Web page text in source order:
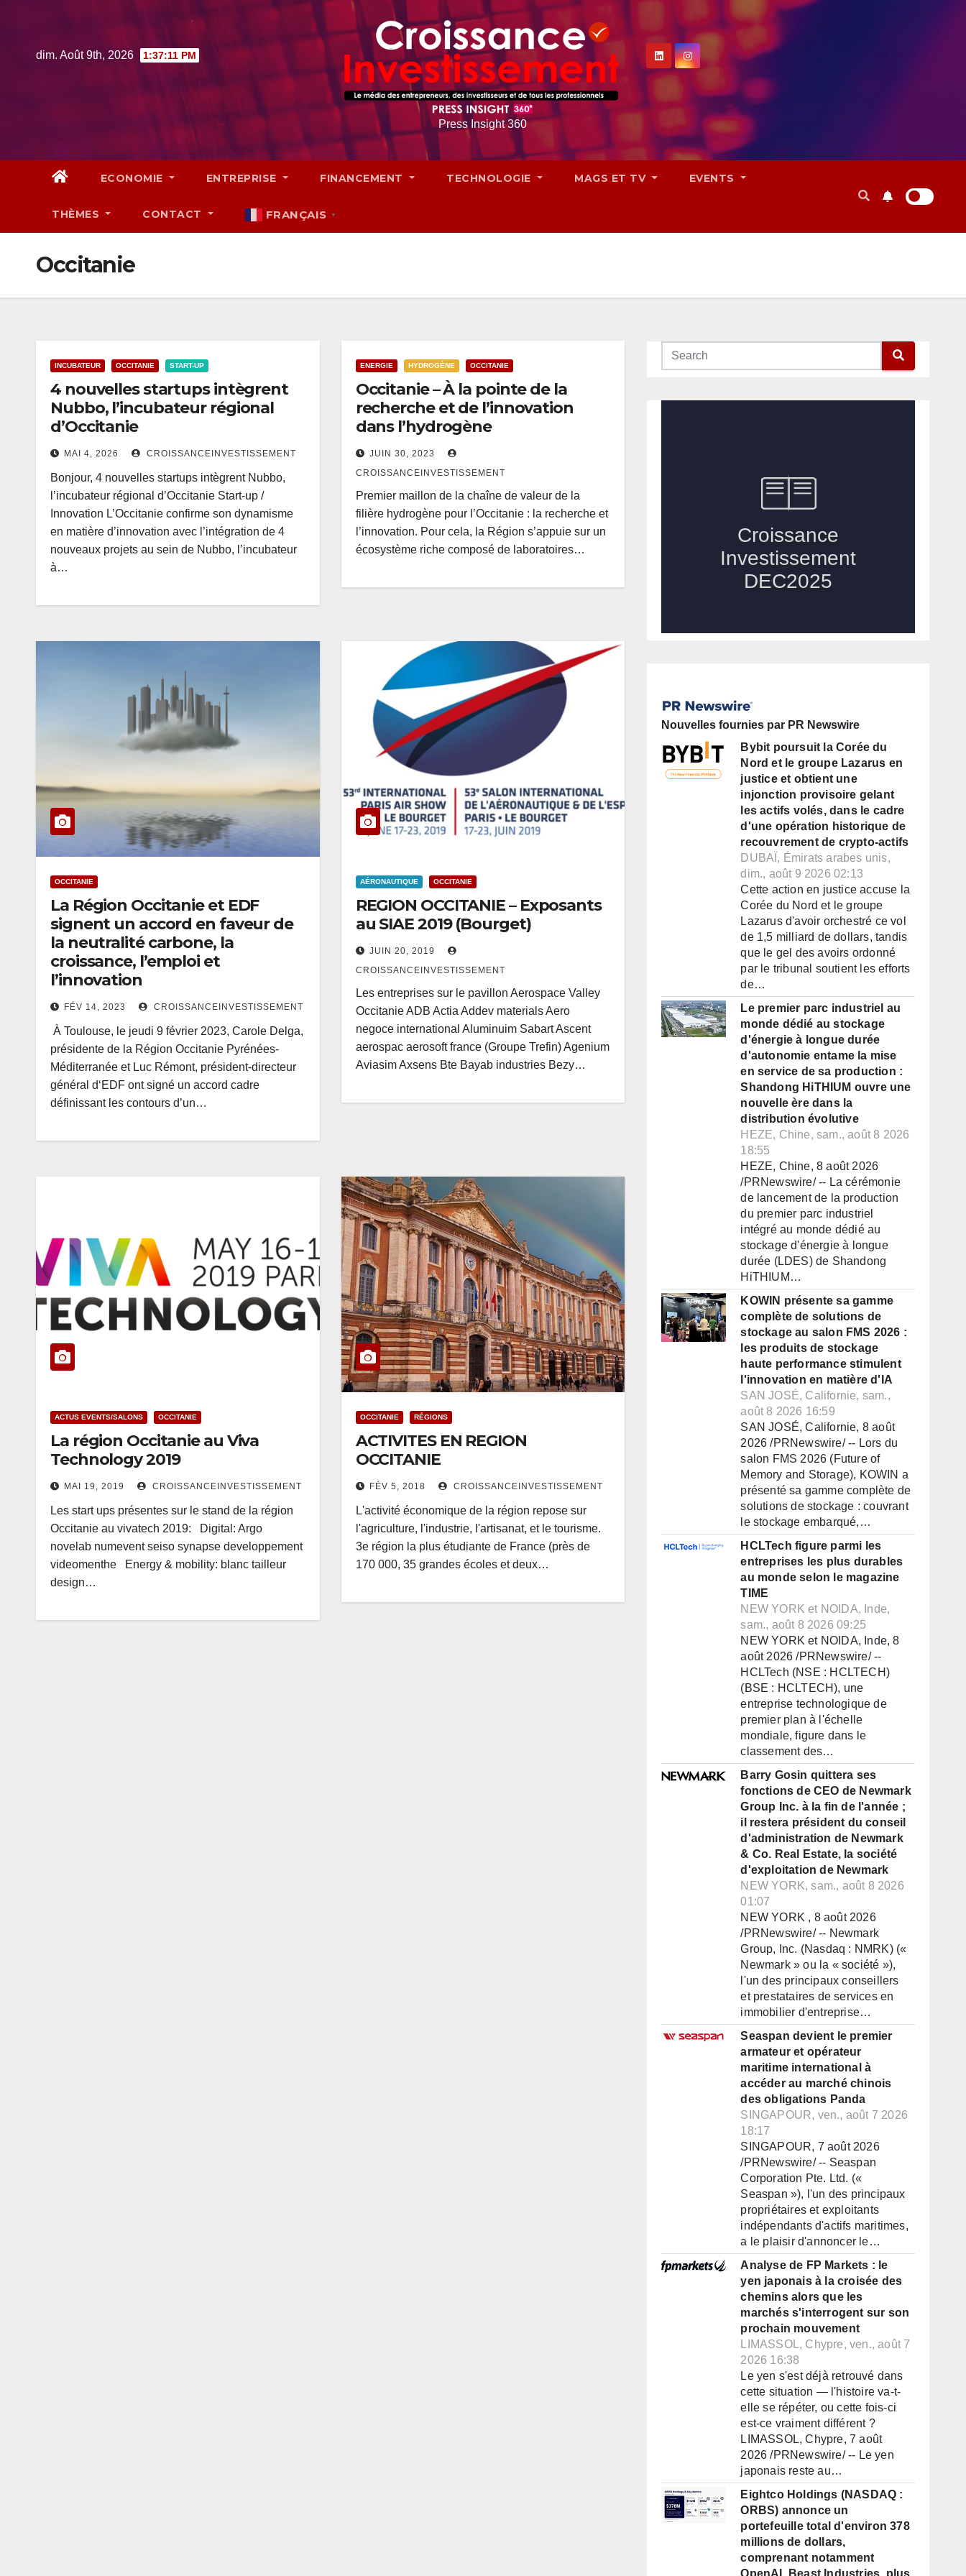
contentdim. Août 9th, 2026 1:37:12 PM
Press Insight 360
ECONOMIE ENTREPRISE FINANCEMENT TECHNOLOGIE MAGS ET TV EVENTS
THÈMES CONTACT FRANÇAIS ▼
Occitanie
INCUBATEUR OCCITANIE START-UP
4 nouvelles startups intègrent
Nubbo, l’incubateur régional
d’Occitanie
MAI 4, 2026 CROISSANCEINVESTISSEMENT
Bonjour, 4 nouvelles startups intègrent Nubbo,
l’incubateur régional d’Occitanie Start-up /
Innovation L’Occitanie confirme son dynamisme
en matière d’innovation avec l’intégration de 4
nouveaux projets au sein de Nubbo, l’incubateur
à…
ENERGIE HYDROGÈNE OCCITANIE
Occitanie – À la pointe de la
recherche et de l’innovation
dans l’hydrogène
JUIN 30, 2023
CROISSANCEINVESTISSEMENT
Premier maillon de la chaîne de valeur de la
filière hydrogène pour l’Occitanie : la recherche et
l’innovation. Pour cela, la Région s’appuie sur un
écosystème riche composé de laboratoires…
OCCITANIE
La Région Occitanie et EDF
signent un accord en faveur de
la neutralité carbone, la
croissance, l’emploi et
l’innovation
FÉV 14, 2023 CROISSANCEINVESTISSEMENT
À Toulouse, le jeudi 9 février 2023, Carole Delga,
présidente de la Région Occitanie Pyrénées-
Méditerranée et Luc Rémont, président-directeur
général d‘EDF ont signé un accord cadre
définissant les contours d’un…
AÉRONAUTIQUE OCCITANIE
REGION OCCITANIE – Exposants
au SIAE 2019 (Bourget)
JUIN 20, 2019
CROISSANCEINVESTISSEMENT
Les entreprises sur le pavillon Aerospace Valley
Occitanie ADB Actia Addev materials Aero
negoce international Aluminuim Sabart Ascent
aerospac aerosoft france (Groupe Trefin) Agenium
Aviasim Axsens Bte Bayab industries Bezy…
ACTUS EVENTS/SALONS OCCITANIE
La région Occitanie au Viva
Technology 2019
MAI 19, 2019 CROISSANCEINVESTISSEMENT
Les start ups présentes sur le stand de la région
Occitanie au vivatech 2019: Digital: Argo
novelab numevent seiso synapse developpement
videomenthe Energy & mobility: blanc tailleur
design…
OCCITANIE RÉGIONS
ACTIVITES EN REGION
OCCITANIE
FÉV 5, 2018 CROISSANCEINVESTISSEMENT
L'activité économique de la région repose sur
l'agriculture, l'industrie, l'artisanat, et le tourisme.
3e région la plus étudiante de France (près de
170 000, 35 grandes écoles et deux…
Nouvelles fournies par PR Newswire
Bybit poursuit la Corée du
Nord et le groupe Lazarus en
justice et obtient une
injonction provisoire gelant
les actifs volés, dans le cadre
d'une opération historique de
recouvrement de crypto-actifs
DUBAÏ, Émirats arabes unis,
dim., août 9 2026 02:13
Cette action en justice accuse la
Corée du Nord et le groupe
Lazarus d'avoir orchestré ce vol
de 1,5 milliard de dollars, tandis
que le gel des avoirs ordonné
par le tribunal soutient les efforts
de…
Le premier parc industriel au
monde dédié au stockage
d'énergie à longue durée
d'autonomie entame la mise
en service de sa production :
Shandong HiTHIUM ouvre une
nouvelle ère dans la
distribution évolutive
HEZE, Chine, sam., août 8 2026
18:55
HEZE, Chine, 8 août 2026
/PRNewswire/ -- La cérémonie
de lancement de la production
du premier parc industriel
intégré au monde dédié au
stockage d'énergie à longue
durée (LDES) de Shandong
HiTHIUM…
KOWIN présente sa gamme
complète de solutions de
stockage au salon FMS 2026 :
les produits de stockage
haute performance stimulent
l'innovation en matière d'IA
SAN JOSÉ, Californie, sam.,
août 8 2026 16:59
SAN JOSÉ, Californie, 8 août
2026 /PRNewswire/ -- Lors du
salon FMS 2026 (Future of
Memory and Storage), KOWIN a
présenté sa gamme complète de
solutions de stockage : couvrant
le stockage embarqué,…
HCLTech figure parmi les
entreprises les plus durables
au monde selon le magazine
TIME
NEW YORK et NOIDA, Inde,
sam., août 8 2026 09:25
NEW YORK et NOIDA, Inde, 8
août 2026 /PRNewswire/ --
HCLTech (NSE : HCLTECH)
(BSE : HCLTECH), une
entreprise technologique de
premier plan à l'échelle
mondiale, figure dans le
classement des…
Barry Gosin quittera ses
fonctions de CEO de Newmark
Group Inc. à la fin de l'année ;
il restera président du conseil
d'administration de Newmark
& Co. Real Estate, la société
d'exploitation de Newmark
NEW YORK, sam., août 8 2026
01:07
NEW YORK , 8 août 2026
/PRNewswire/ -- Newmark
Group, Inc. (Nasdaq : NMRK) («
Newmark » ou la « société »),
l'un des principaux conseillers
et prestataires de services en
immobilier d'entreprise…
Seaspan devient le premier
armateur et opérateur
maritime international à
accéder au marché chinois
des obligations Panda
SINGAPOUR, ven., août 7 2026
18:17
SINGAPOUR, 7 août 2026
/PRNewswire/ -- Seaspan
Corporation Pte. Ltd. («
Seaspan »), l'un des principaux
propriétaires et exploitants
indépendants d'actifs maritimes,
a le plaisir d'annoncer le…
Analyse de FP Markets : le
yen japonais à la croisée des
chemins alors que les
marchés s'interrogent sur son
prochain mouvement
LIMASSOL, Chypre, ven., août 7
2026 16:38
Le yen s'est déjà retrouvé dans
cette situation — l'histoire va-t-
elle se répéter, ou cette fois-ci
est-ce vraiment différent ?
LIMASSOL, Chypre, 7 août
2026 /PRNewswire/ -- Le yen
japonais reste au…
Eightco Holdings (NASDAQ :
ORBS) annonce un
portefeuille total d'environ 378
millions de dollars,
comprenant notamment
OpenAI, Beast Industries, plus